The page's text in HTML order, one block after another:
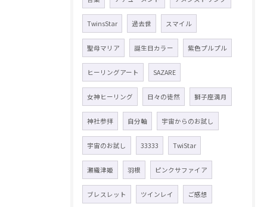
TwinsStar 過去世 スマイル
聖母マリア 誕生日カラー 紫色プルプル
ヒーリングアート SAZARE
女神ヒーリング 日々の徒然 獅子座満月
神社参拝 自分軸 宇宙からのお試し
宇宙のお試し 33333 TwiStar
瀬織津姫 羽根 ピンクサファイア
ブレスレット ツインレイ ご感想